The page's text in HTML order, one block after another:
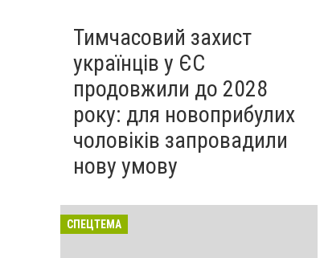
Тимчасовий захист
українців у ЄС
продовжили до 2028
року: для новоприбулих
чоловіків запровадили
нову умову
СПЕЦТЕМА